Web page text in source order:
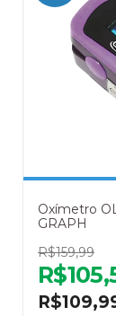
Oxímetro
GRAPH
R$159,99